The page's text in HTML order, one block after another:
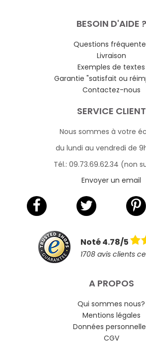
BESOIN D'AIDE ?
Questions
Livraison
Exemples de textes
Garantie "satisfait ou
Contactez-nous
SERVICE CLIENT
Nous sommes à votre
du lundi au vendredi de
Tél.: 09.73.69.62.34 (non
Envoyer un email
Noté 4.78/5
1708 avis clients
A PROPOS
Qui sommes nous?
Mentions légales
Données
CGV